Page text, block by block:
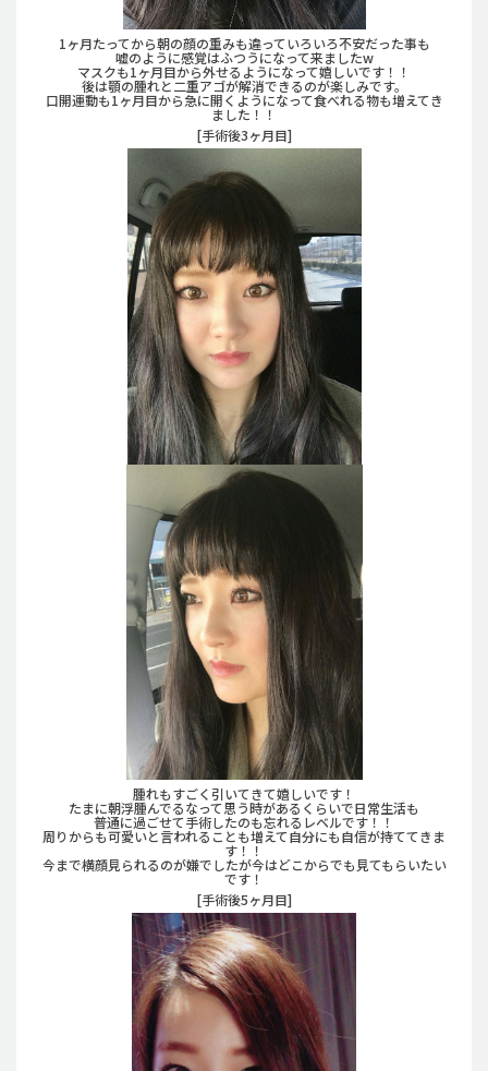
1ヶ月たってから朝の顔の重みも違っていろいろ不安だった事も
嘘のように感覚はふつうになって来ましたw
マスクも1ヶ月目から外せるようになって嬉しいです！！
後は顎の腫れと二重アゴが解消できるのが楽しみです。
口開運動も1ヶ月目から急に開くようになって食べれる物も増えてき
ました！！
[手術後3ヶ月目]
腫れもすごく引いてきて嬉しいです！
たまに朝浮腫んでるなって思う時があるくらいで日常生活も
普通に過ごせて手術したのも忘れるレベルです！！
周りからも可愛いと言われることも増えて自分にも自信が持ててきま
す！！
今まで横顔見られるのが嫌でしたが今はどこからでも見てもらいたい
です！
[手術後5ヶ月目]